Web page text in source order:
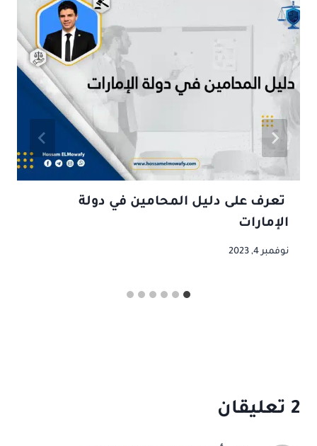
تعرف على دليل المحامين في دولة
الإمارات
نوفمبر 4, 2023
2 تعليقان